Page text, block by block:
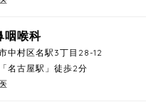
咽喉科
中村区名駅3丁目28-12
名古屋駅」徒歩2分